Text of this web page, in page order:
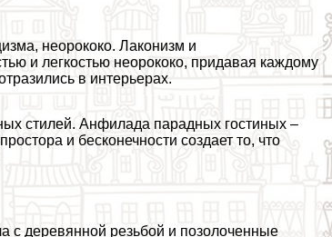
неорококо. Лаконизм и
и легкостью неорококо, придавая каждому
в интерьерах.
стилей. Анфилада парадных гостиных –
и бесконечности создает то, что
с деревянной резьбой и позолоченные